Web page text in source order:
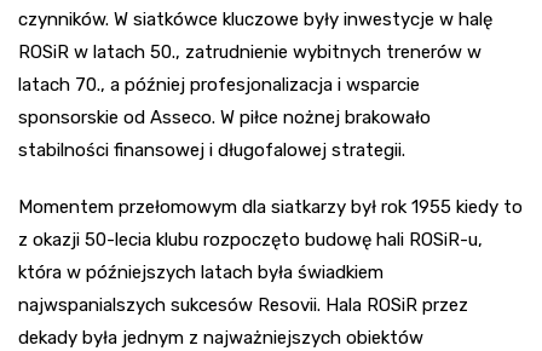
czynników. W siatkówce kluczowe były inwestycje w halę
ROSiR w latach 50., zatrudnienie wybitnych trenerów w
latach 70., a później profesjonalizacja i wsparcie
sponsorskie od Asseco. W piłce nożnej brakowało
stabilności finansowej i długofalowej strategii.
Momentem przełomowym dla siatkarzy był rok 1955 kiedy to
z okazji 50-lecia klubu rozpoczęto budowę hali ROSiR-u,
która w późniejszych latach była świadkiem
najwspanialszych sukcesów Resovii. Hala ROSiR przez
dekady była jednym z najważniejszych obiektów